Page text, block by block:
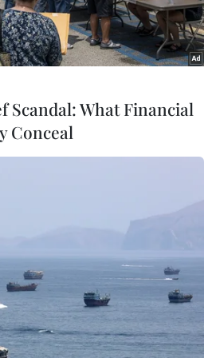
(Nguồn: Bloomberg)
13/4, Bộ trưởng phụ trách
tác toàn diện và tiến bộ
(CPTPP) của Nhật Bản
Scandal: What Financial
Conceal